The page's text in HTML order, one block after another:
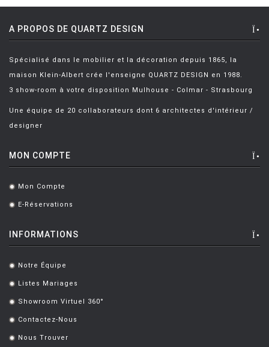
A PROPOS DE QUARTZ DESIGN
Spécialisé dans le mobilier et la décoration depuis 1865, la
maison Klein-Albert crée l'enseigne QUARTZ DESIGN en 1988.
3 show-room à votre disposition Mulhouse - Colmar - Strasbourg
Une équipe de 20 collaborateurs dont 6 architectes d'intérieur /
designer
MON COMPTE
. Mon Compte
. E-Réservations
INFORMATIONS
. Notre Équipe
. Listes Mariages
. Showroom Virtuel 360°
. Contactez-Nous
. Nous Trouver